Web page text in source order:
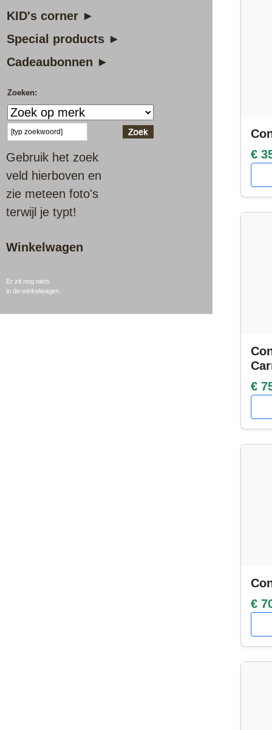
KID's corner ►
Special products ►
Cadeaubonnen ►
Zoeken:
Gebruik het zoek
veld hierboven en
zie meteen foto's
terwijl je typt!
Winkelwagen
Er zit nog niets
in de winkelwagen.
€
€
€